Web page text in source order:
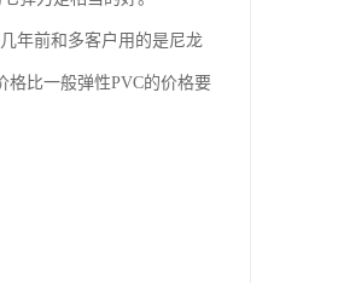
年前和多客户用的是尼龙
格比一般弹性PVC的价格要